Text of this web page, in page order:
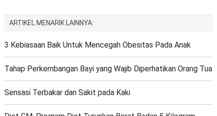
ARTIKEL MENARIK LAINNYA:
3 Kebiasaan Baik Untuk Mencegah Obesitas Pada Anak
Tahap Perkembangan Bayi yang Wajib Diperhatikan Orang Tua
Sensasi Terbakar dan Sakit pada Kaki